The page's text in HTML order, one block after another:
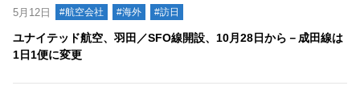
5月12日 #航空会社 #海外 #訪日
ユナイテッド航空、羽田／SFO線開設、10月28日から－成田線は
1日1便に変更